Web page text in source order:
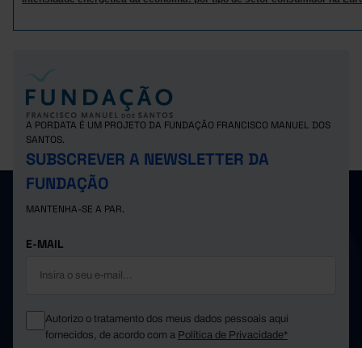
A PORDATA É UM PROJETO DA FUNDAÇÃO FRANCISCO MANUEL DOS
SANTOS.
SUBSCREVER A NEWSLETTER DA
FUNDAÇÃO
MANTENHA-SE A PAR.
E-MAIL
Autorizo o tratamento dos meus dados pessoais aqui
fornecidos, de acordo com a Política de Privacidade*